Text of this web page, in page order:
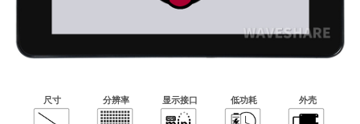
7 英寸电容触
摸屏（带外
摸屏（带外
摸屏
摸屏超长屏幕
8英寸电容触摸
屏
尺寸 分辨率 显示接口 低功耗 外壳